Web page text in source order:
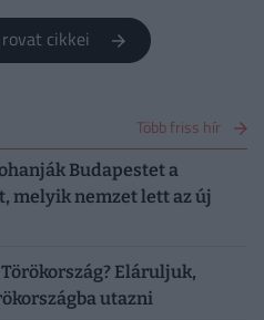
rovat cikkei
Több friss hír
Budapestet a
melyik nemzet lett az új
Eláruljuk,
utazni